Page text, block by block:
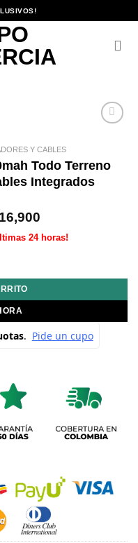
deseos
Y CABLES
Todo Terreno
Integrados
actual
24 horas!